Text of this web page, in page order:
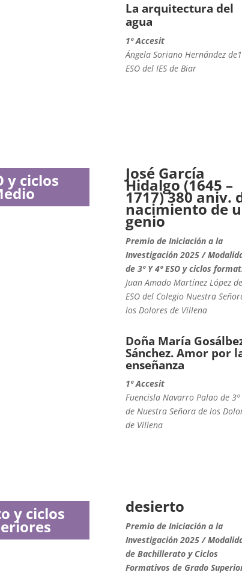
La arquitectura del
agua
1º Accesit
Ángela Soriano Hernández
ESO del IES de Biar
y ciclos José García
Hidalgo (1645 –
1717) 380 aniv.
nacimiento de
genio
Premio de Iniciación a la
Investigación 2025 /
de 3º Y 4º ESO y ciclos
Juan Amado Martínez López
ESO del Colegio Nuestra
los Dolores de Villena
Doña María
Sánchez. Amor por
enseñanza
1º Accesit
Fuencisla Navarro Palao de 3º
de Nuestra Señora de los
de Villena
y ciclos desierto
Premio de Iniciación a la
Investigación 2025 /
de Bachillerato y Ciclos
Formativos de Grado